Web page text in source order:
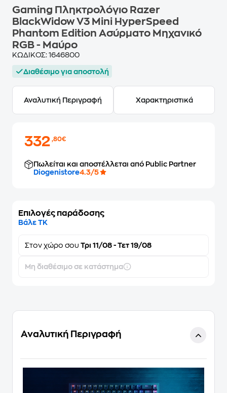
Gaming Πληκτρολόγιο Razer
BlackWidow V3 Mini HyperSpeed
Phantom Edition Ασύρματο Μηχανικό
RGB - Μαύρο
ΚΩΔΙΚΟΣ: 1646800
Διαθέσιμο για αποστολή
Αναλυτική Περιγραφή Χαρακτηριστικά
332,80€
Πωλείται και αποστέλλεται από Public Partner
Diogenistore4.3/5
Επιλογές παράδοσης
Βάλε ΤΚ
Στον χώρο σου Τρι 11/08 - Τετ 19/08
Μη διαθέσιμο σε κατάστημα
Αναλυτική Περιγραφή